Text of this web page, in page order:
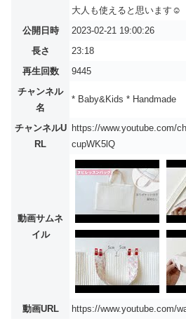
大人も使えると思います☺
公開日時
2023-02-21 19:00:26
長さ
23:18
再生回数
9445
チャンネル
名
* Baby&Kids * Handmade
チャンネルU
RL
https://www.youtube.com/
cupWK5lQ
動画サムネ
イル
動画URL https://www.youtube.com/